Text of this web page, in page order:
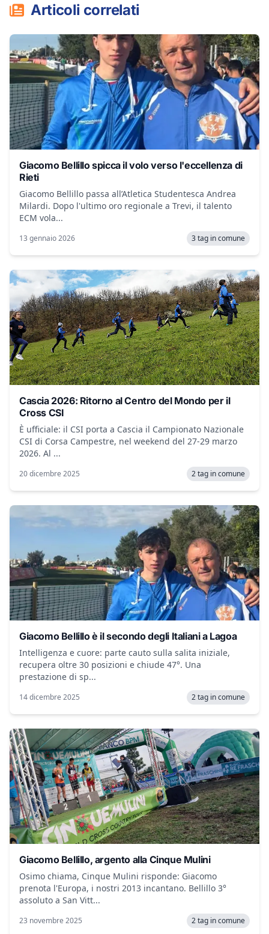
Articoli correlati
Giacomo Bellillo spicca il volo verso l'eccellenza di
Rieti
Giacomo Bellillo passa all’Atletica Studentesca Andrea
Milardi. Dopo l'ultimo oro regionale a Trevi, il talento
ECM vola...
13 gennaio 2026 3 tag in comune
Cascia 2026: Ritorno al Centro del Mondo per il
Cross CSI
È ufficiale: il CSI porta a Cascia il Campionato Nazionale
CSI di Corsa Campestre, nel weekend del 27-29 marzo
2026. Al ...
20 dicembre 2025 2 tag in comune
Giacomo Bellillo è il secondo degli Italiani a Lagoa
Intelligenza e cuore: parte cauto sulla salita iniziale,
recupera oltre 30 posizioni e chiude 47°. Una
prestazione di sp...
14 dicembre 2025 2 tag in comune
Giacomo Bellillo, argento alla Cinque Mulini
Osimo chiama, Cinque Mulini risponde: Giacomo
prenota l'Europa, i nostri 2013 incantano. Bellillo 3°
assoluto a San Vitt...
23 novembre 2025 2 tag in comune